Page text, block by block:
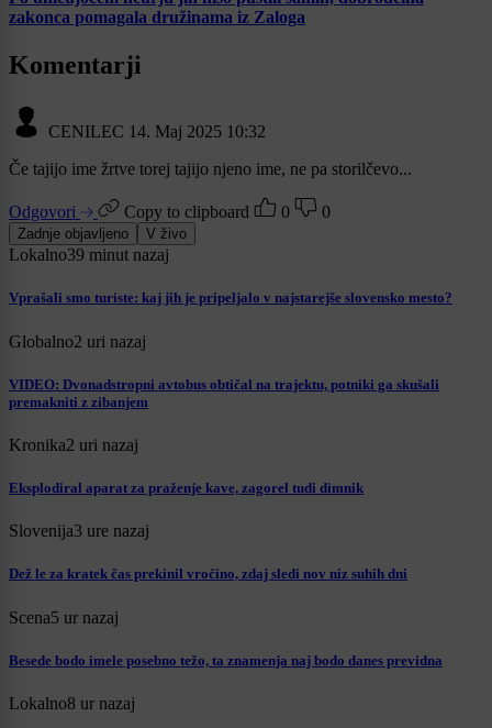
zakonca pomagala družinama iz Zaloga
Komentarji
CENILEC 14. Maj 2025 10:32
Če tajijo ime žrtve torej tajijo njeno ime, ne pa storilčevo...
Odgovori Copy to clipboard 0 0
Zadnje objavljeno V živo
Lokalno39 minut nazaj
Vprašali smo turiste: kaj jih je pripeljalo v najstarejše slovensko mesto?
Globalno2 uri nazaj
VIDEO: Dvonadstropni avtobus obtičal na trajektu, potniki ga skušali
premakniti z zibanjem
Kronika2 uri nazaj
Eksplodiral aparat za praženje kave, zagorel tudi dimnik
Slovenija3 ure nazaj
Dež le za kratek čas prekinil vročino, zdaj sledi nov niz suhih dni
Scena5 ur nazaj
Besede bodo imele posebno težo, ta znamenja naj bodo danes previdna
Lokalno8 ur nazaj